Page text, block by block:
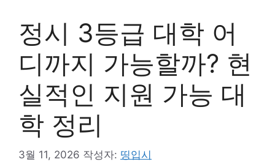
정시 3등급 대학 어
디까지 가능할까? 현
실적인 지원 가능 대
학 정리
3월 11, 2026 작성자: 띵입시